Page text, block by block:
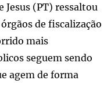
Jesus (PT) ressaltou
de fiscalização
mais
seguem sendo
agem de forma